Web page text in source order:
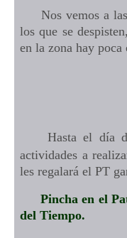
Nos vemos a las
los que se
en la zona hay
Hasta el día
actividades a
les regalará el PT
Pincha en el
del Tiempo.